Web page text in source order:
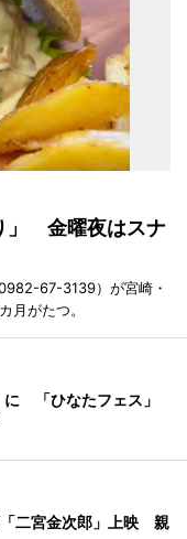
」 金曜夜はスナ
67-3139）が宮崎・
月がたつ。
「ひなたフェス」
二宮金次郎」上映 親